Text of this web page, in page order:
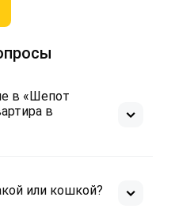
в «Шепот
в
или кошкой?